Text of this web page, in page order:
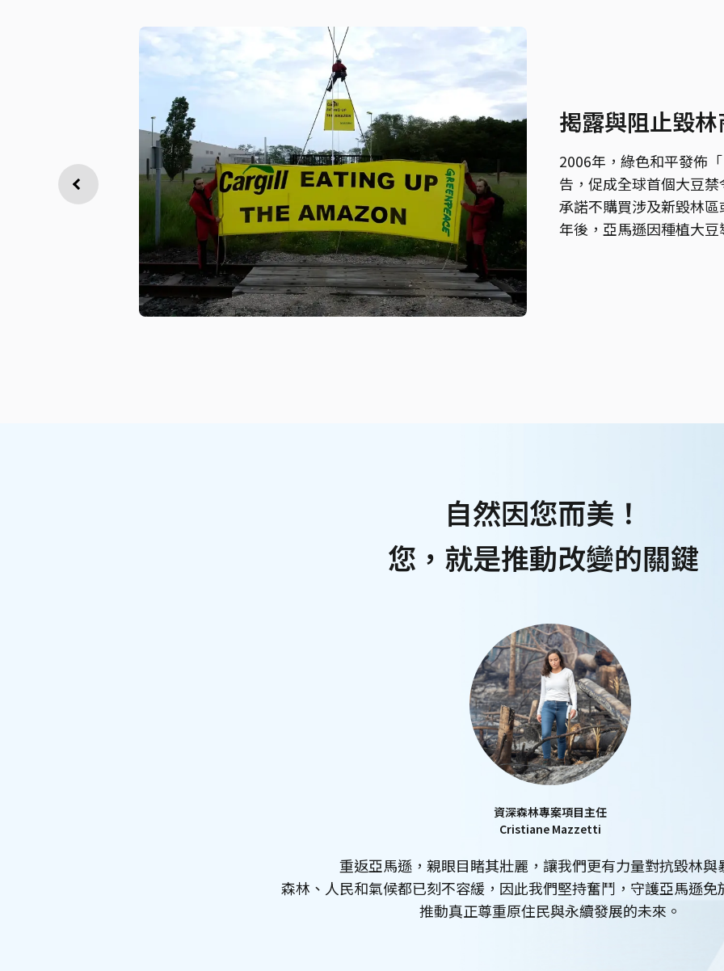
揭露與阻止毀
2006年，綠色和平發佈
告，促成全球首個大豆
承諾不購買涉及新毀林
年後，亞馬遜因種植大
自然因您而美！
您，就是推動改變的關鍵
資深森林專案項目主任
Cristiane Mazzetti
重返亞馬遜，親眼目睹其壯麗，讓我們更有力量對抗毀林與
森林、人民和氣候都已刻不容緩，因此我們堅持奮鬥，守護亞馬遜免
推動真正尊重原住民與永續發展的未來。